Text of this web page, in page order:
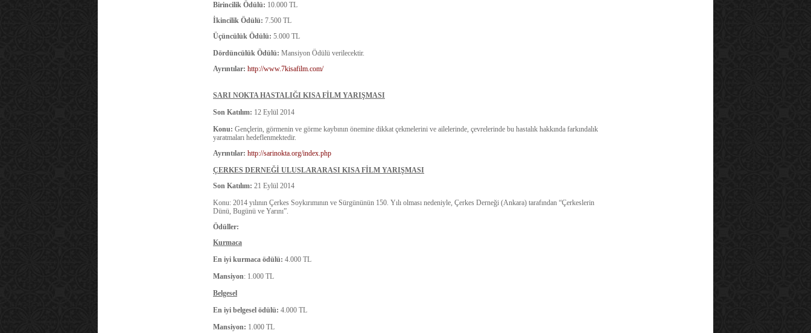
Birincilik Ödülü: 10.000 TL
İkincilik Ödülü: 7.500 TL
Üçüncülük Ödülü: 5.000 TL
Dördüncülük Ödülü: Mansiyon Ödülü verilecektir.
Ayrıntılar: http://www.7kisafilm.com/
SARI NOKTA HASTALIĞI KISA FİLM YARIŞMASI
Son Katılım: 12 Eylül 2014
Konu: Gençlerin, görmenin ve görme kaybının önemine dikkat çekmelerini ve ailelerinde, çevrelerinde bu hastalık hakkında farkındalık
yaratmaları hedeflenmektedir.
Ayrıntılar: http://sarinokta.org/index.php
ÇERKES DERNEĞİ ULUSLARARASI KISA FİLM YARIŞMASI
Son Katılım: 21 Eylül 2014
Konu: 2014 yılının Çerkes Soykırımının ve Sürgününün 150. Yılı olması nedeniyle, Çerkes Derneği (Ankara) tarafından “Çerkeslerin
Dünü, Bugünü ve Yarını”.
Ödüller:
Kurmaca
En iyi kurmaca ödülü: 4.000 TL
Mansiyon: 1.000 TL
Belgesel
En iyi belgesel ödülü: 4.000 TL
Mansiyon: 1.000 TL